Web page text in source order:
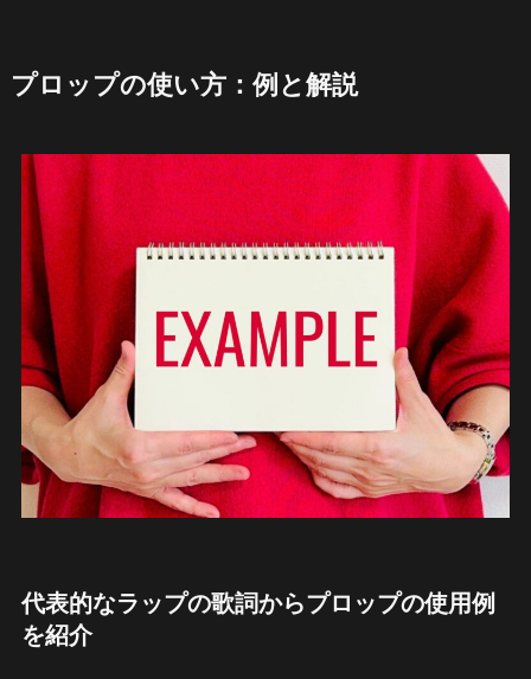
プロップの使い方：例と解説
代表的なラップの歌詞からプロップの使用例
を紹介